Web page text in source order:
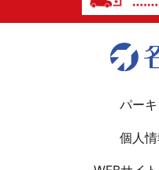
パー
個人